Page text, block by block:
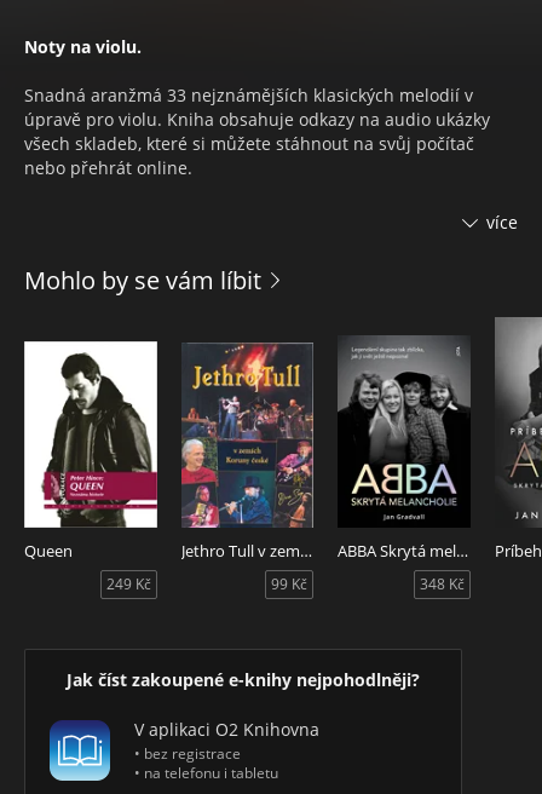
Noty na violu.
Snadná aranžmá 33 nejznámějších klasických melodií v
úpravě pro violu. Kniha obsahuje odkazy na audio ukázky
všech skladeb, které si můžete stáhnout na svůj počítač
nebo přehrát online.
Humoreska
Antonio Vivaldi
Podzim
Domenico Scarlatti
Larghetto
Edvard Grieg
Ve sluji Krále hor
Svatební pochod
více
Mohlo by se vám líbit
Queen
249 Kč
Jethro Tull v zemích Koruny české
99 Kč
ABBA Skrytá melancholie
348 Kč
Jak číst zakoupené e-knihy nejpohodlněji?
V aplikaci O2 Knihovna
• bez registrace
• na telefonu i tabletu